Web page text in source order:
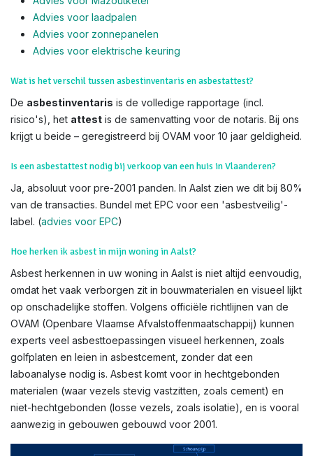
Advies voor laadpalen
Advies voor zonnepanelen
Advies voor elektrische keuring
Wat is het verschil tussen asbestinventaris en asbestattest?
De asbestinventaris is de volledige rapportage (incl.
risico's), het attest is de samenvatting voor de notaris. Bij ons
krijgt u beide – geregistreerd bij OVAM voor 10 jaar geldigheid.
Is een asbestattest nodig bij verkoop van een huis in Vlaanderen?
Ja, absoluut voor pre-2001 panden. In Aalst zien we dit bij 80%
van de transacties. Bundel met EPC voor een 'asbestveilig'-
label. (advies voor EPC)
Hoe herken ik asbest in mijn woning in Aalst?
Asbest herkennen in uw woning in Aalst is niet altijd eenvoudig,
omdat het vaak verborgen zit in bouwmaterialen en visueel lijkt
op onschadelijke stoffen. Volgens officiële richtlijnen van de
OVAM (Openbare Vlaamse Afvalstoffenmaatschappij) kunnen
experts veel asbesttoepassingen visueel herkennen, zoals
golfplaten en leien in asbestcement, zonder dat een
laboanalyse nodig is. Asbest komt voor in hechtgebonden
materialen (waar vezels stevig vastzitten, zoals cement) en
niet-hechtgebonden (losse vezels, zoals isolatie), en is vooral
aanwezig in gebouwen gebouwd voor 2001.